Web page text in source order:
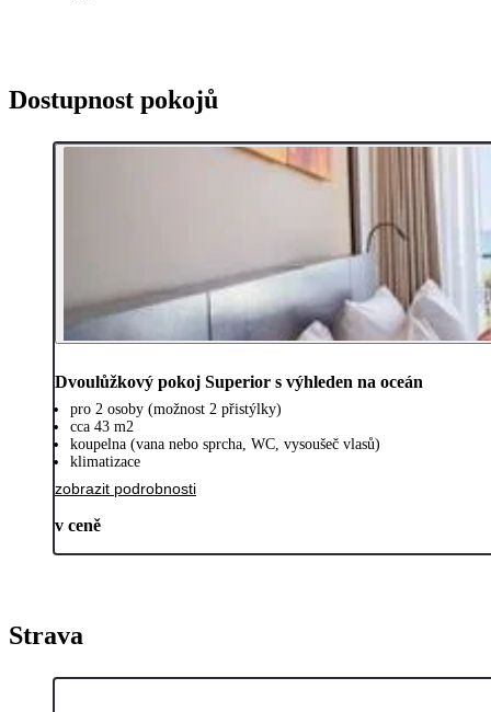
Dostupnost pokojů
Dvoulůžkový pokoj Superior s výhleden na oceán
pro 2 osoby (možnost 2 přistýlky)
cca 43 m2
koupelna (vana nebo sprcha, WC, vysoušeč vlasů)
klimatizace
zobrazit podrobnosti
v ceně
Strava